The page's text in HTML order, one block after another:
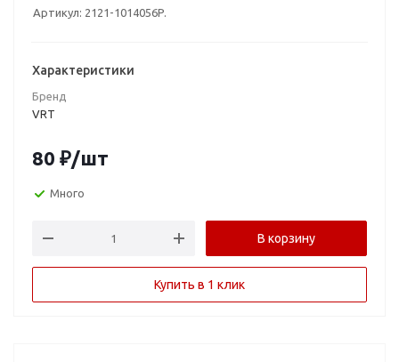
Артикул: 2121-1014056P.
Характеристики
Бренд
VRT
80 ₽/шт
Много
В корзину
Купить в 1 клик